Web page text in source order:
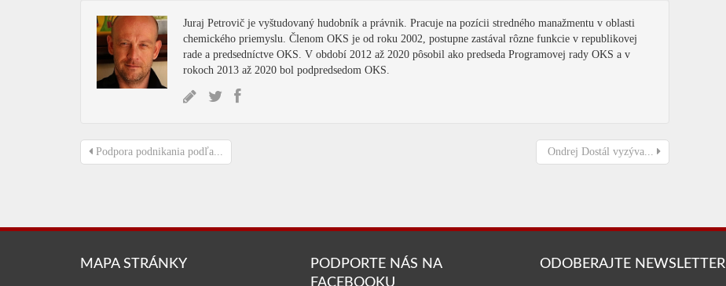
Juraj Petrovič je vyštudovaný hudobník a právnik. Pracuje na pozícii stredného manažmentu v oblasti
chemického priemyslu. Členom OKS je od roku 2002, postupne zastával rôzne funkcie v republikovej
rade a predsedníctve OKS. V období 2012 až 2020 pôsobil ako predseda Programovej rady OKS a v
rokoch 2013 až 2020 bol podpredsedom OKS.
Podpora podnikania podľa... Ondrej Dostál vyzýva...
MAPA STRÁNKY
PODPORTE NÁS NA
FACEBOOKU
ODOBERAJTE NEWSLETTER